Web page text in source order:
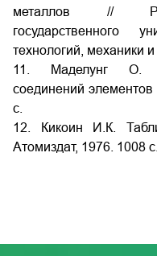
металлов // РИО
государственного
технологий, механики
11. Маделунг О.
соединений
с.
12. Кикоин И.К.
Атомиздат, 1976. 1008 с.